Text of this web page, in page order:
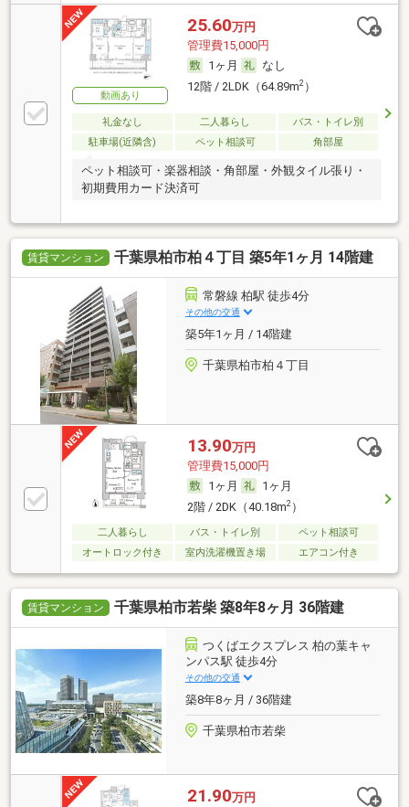
動画あり
25.60万円
管理費15,000円
1ヶ月
なし
12階 / 2LDK（64.89m2）
礼金なし 二人暮らし
バス・トイレ別
駐車場(近隣含)
ペット相談可 角部屋
ペット相談可・楽器相談・角部屋・外観タイル張り・
初期費用カード決済可
賃貸マンション 千葉県柏市柏４丁目 築5年1ヶ月 14階建
常磐線 柏駅 徒歩4分
その他の交通
築5年1ヶ月 / 14階建
千葉県柏市柏４丁目
13.90万円
管理費15,000円
1ヶ月
1ヶ月
2階 / 2DK（40.18m2）
二人暮らし バス・トイレ別
ペット相談可
オートロック付き
室内洗濯機置き場 エアコン付き
賃貸マンション 千葉県柏市若柴 築8年8ヶ月 36階建
つくばエクスプレス 柏の葉キャ
ンパス駅 徒歩4分
その他の交通
築8年8ヶ月 / 36階建
千葉県柏市若柴
21.90万円